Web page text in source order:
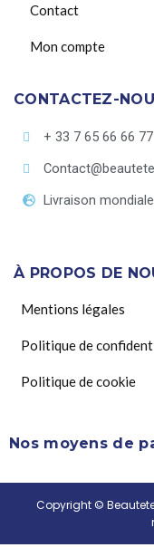
Contact
Mon compte
CONTACTEZ-
+ 33 7 65 66 66 77
Livraison mondiale
À PROPOS DE
Mentions légales
Politique de
Politique de cookie
Nos moyens de
Copyright ©